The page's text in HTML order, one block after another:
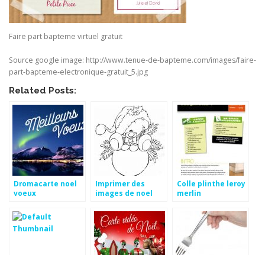
Faire part bapteme virtuel gratuit
Source google image: http://www.tenue-de-bapteme.com/images/faire-
part-bapteme-electronique-gratuit_5.jpg
Related Posts:
Dromacarte noel
voeux
Imprimer des
images de noel
Colle plinthe leroy
merlin